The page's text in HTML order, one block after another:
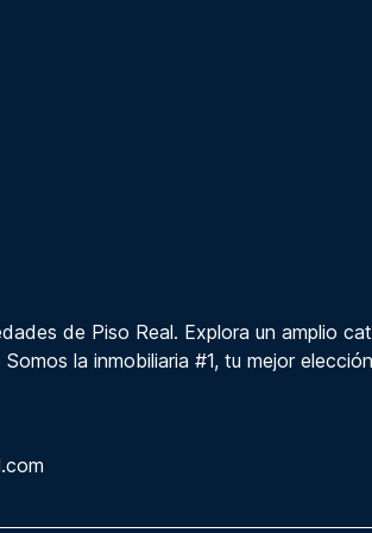
de Piso Real. Explora un amplio
la inmobiliaria #1, tu mejor